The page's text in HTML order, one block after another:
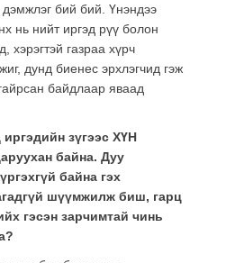
дэмжлэг бий бий. Үнэндээ
нь нийт иргэд рүү болон
хэрэгтэй газраа хүрч
дунд биенес эрхлэгчид гэж
байдлаар яваад
зүгээс ХҮН
байна. Дуу
байна гэх
шүүмжилж биш, гарц
гэсэн зарчимтай чинь